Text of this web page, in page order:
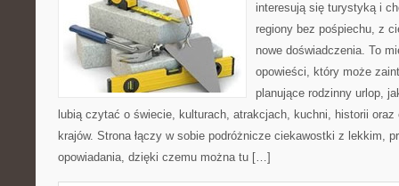
interesują się turystyką i
regiony bez pośpiechu, z
nowe doświadczenia. To
opowieści, który może
planujące rodzinny urlop,
lubią czytać o świecie, kulturach, atrakcjach, kuchni, historii
krajów. Strona łączy w sobie podróżnicze ciekawostki z lekkim,
opowiadania, dzięki czemu można tu […]